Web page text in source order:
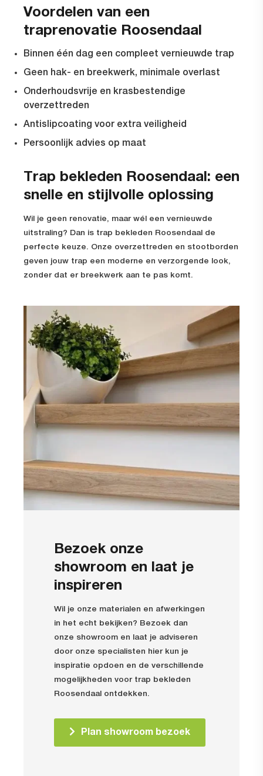
Voordelen van een
traprenovatie Roosendaal
Binnen één dag een compleet vernieuwde trap
Geen hak- en breekwerk, minimale overlast
Onderhoudsvrije en krasbestendige
overzettreden
Antislipcoating voor extra veiligheid
Persoonlijk advies op maat
Trap bekleden Roosendaal: een
snelle en stijlvolle oplossing
Wil je geen renovatie, maar wél een vernieuwde
uitstraling? Dan is trap bekleden Roosendaal de
perfecte keuze. Onze overzettreden en stootborden
geven jouw trap een moderne en verzorgende look,
zonder dat er breekwerk aan te pas komt.
Bezoek onze
showroom en laat je
inspireren
Wil je onze materialen en afwerkingen
in het echt bekijken? Bezoek dan
onze showroom en laat je adviseren
door onze specialisten hier kun je
inspiratie opdoen en de verschillende
mogelijkheden voor trap bekleden
Roosendaal ontdekken.
Plan showroom bezoek